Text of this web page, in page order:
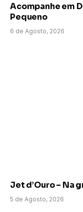
Acompanhe em
Pequeno
6 de Agosto, 2026
Jet d’Ouro – Na
5 de Agosto, 2026